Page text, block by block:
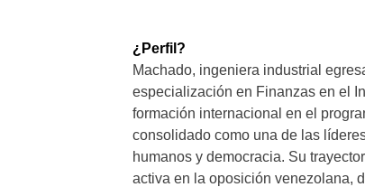
¿Perfil?
Machado, ingeniera industrial
especialización en Finanzas en el
formación internacional en el
consolidado como una de las
humanos y democracia. Su
activa en la oposición venezolana,